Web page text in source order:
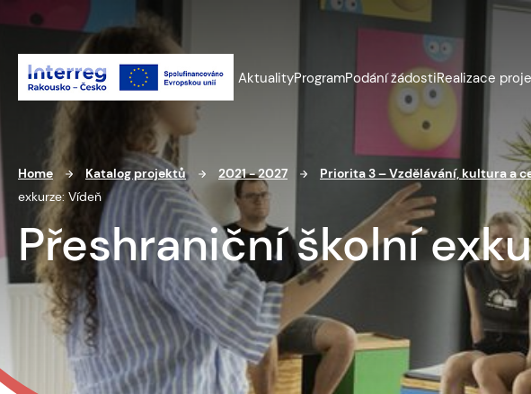
AktualityProgramPodání žádostiRealizace
Home Katalog projektů 2021 - 2027 Priorita 3 – Vzdělávání, kultura a
exkurze: Vídeň
Přeshraniční školní